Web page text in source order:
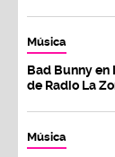
Música
Bad Bunny en
de Radio La
Música